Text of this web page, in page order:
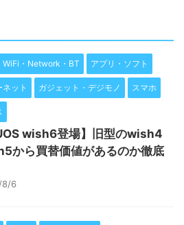
WiFi・Network・BT アプリ・ソフト
ット ガジェット・デジモノ スマホ
wish6登場】旧型のwish4
から買替価値があるのか徹底
8/6